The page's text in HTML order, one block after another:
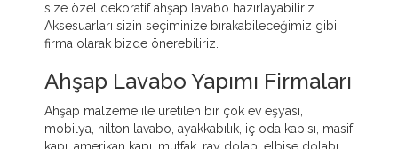
size özel dekoratif ahşap lavabo hazırlayabiliriz.
Aksesuarları sizin seçiminize bırakabileceğimiz gibi
firma olarak bizde önerebiliriz.
Ahşap Lavabo Yapımı Firmaları
Ahşap malzeme ile üretilen bir çok ev eşyası,
mobilya, hilton lavabo, ayakkabılık, iç oda kapısı, masif